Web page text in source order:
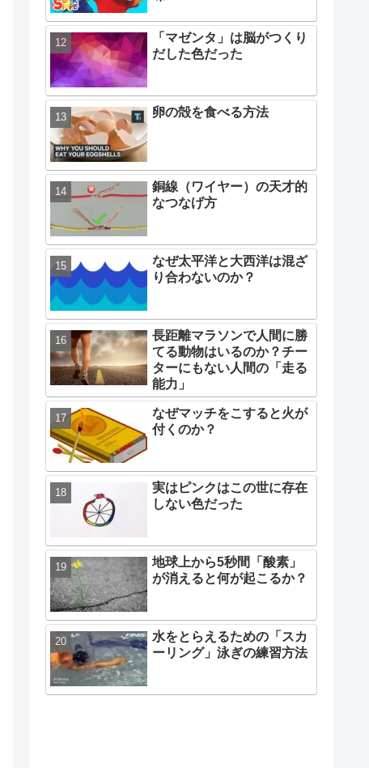
「マゼンタ」は脳がつくり
だした色だった
卵の殻を食べる方法
銅線（ワイヤー）の天才的
なつなげ方
なぜ太平洋と大西洋は混ざ
り合わないのか？
長距離マラソンで人間に勝
てる動物はいるのか？チー
ターにもない人間の「走る
能力」
なぜマッチをこすると火が
付くのか？
実はピンクはこの世に存在
しない色だった
地球上から5秒間「酸素」
が消えると何が起こるか？
水をとらえるための「スカ
ーリング」泳ぎの練習方法